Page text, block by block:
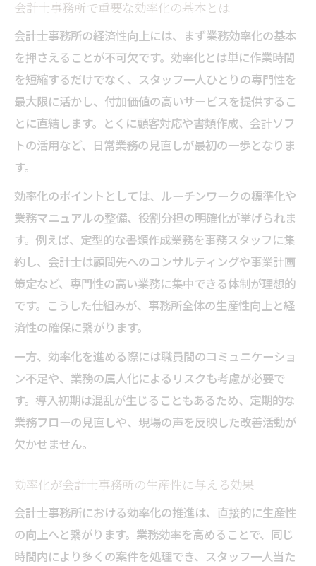
会計士事務所で重要な効率化の基本とは
会計士事務所の経済性向上には、まず業務効率化の基本
を押さえることが不可欠です。効率化とは単に作業時間
を短縮するだけでなく、スタッフ一人ひとりの専門性を
最大限に活かし、付加価値の高いサービスを提供するこ
とに直結します。とくに顧客対応や書類作成、会計ソフ
トの活用など、日常業務の見直しが最初の一歩となりま
す。
効率化のポイントとしては、ルーチンワークの標準化や
業務マニュアルの整備、役割分担の明確化が挙げられま
す。例えば、定型的な書類作成業務を事務スタッフに集
約し、会計士は顧問先へのコンサルティングや事業計画
策定など、専門性の高い業務に集中できる体制が理想的
です。こうした仕組みが、事務所全体の生産性向上と経
済性の確保に繋がります。
一方、効率化を進める際には職員間のコミュニケーショ
ン不足や、業務の属人化によるリスクも考慮が必要で
す。導入初期は混乱が生じることもあるため、定期的な
業務フローの見直しや、現場の声を反映した改善活動が
欠かせません。
効率化が会計士事務所の生産性に与える効果
会計士事務所における効率化の推進は、直接的に生産性
の向上へと繋がります。業務効率を高めることで、同じ
時間内により多くの案件を処理でき、スタッフ一人当た